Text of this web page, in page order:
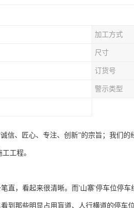
加工方式
尺寸
订货号
警示类型
信、匠心、专注、创新”的宗旨；我们
工程。
直，看起来很清晰。而'山寨'停车位停车
到那些明显占用盲道、人行横道的停车